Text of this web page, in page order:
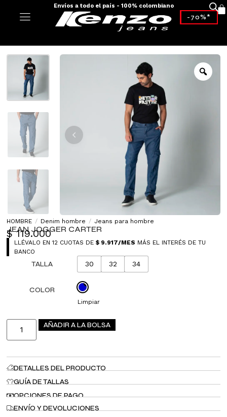
Envíos a todo el país - 100% colombiano
-70%*
HOMBRE / Denim hombre / Jeans para hombre
JEAN JOGGER CARTER
$119.000
LLÉVALO EN 12 CUOTAS DE$ 9.917/MES MÁS EL INTERÉS DE TU
BANCO
TALLA 30 32 34
COLOR
Limpiar
AÑADIR A LA BOLSA
DETALLES DEL PRODUCTO
GUÍA DE TALLAS
OPCIONES DE PAGO
ENVÍO Y DEVOLUCIONES